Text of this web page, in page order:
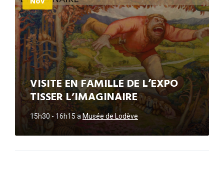
VISITE EN FAMILLE DE L’EXPO
TISSER L’IMAGINAIRE
15h30 - 16h15 a Musée de Lodève